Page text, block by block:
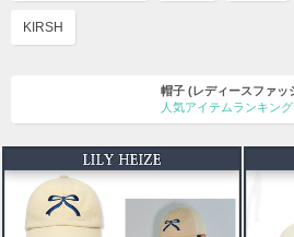
KIRSH
帽子 (レディースファッ
人気アイテムランキン